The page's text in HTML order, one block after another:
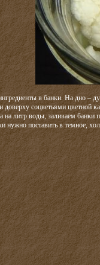
в банки. На дно –
доверху соцветьями
на литр воды, заливаем
нужно поставить в темное,